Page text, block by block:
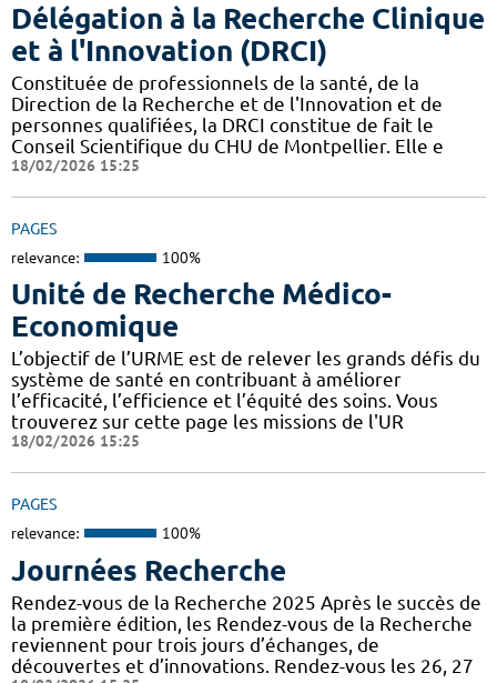
Délégation à la Recherche Clinique
et à l'Innovation (DRCI)
Constituée de professionnels de la santé, de la
Direction de la Recherche et de l'Innovation et de
personnes qualifiées, la DRCI constitue de fait le
Conseil Scientifique du CHU de Montpellier. Elle e
18/02/2026 15:25
PAGES
relevance: 100%
Unité de Recherche Médico-
Economique
L’objectif de l’URME est de relever les grands défis du
système de santé en contribuant à améliorer
l’efficacité, l’efficience et l’équité des soins. Vous
trouverez sur cette page les missions de l'UR
18/02/2026 15:25
PAGES
relevance: 100%
Journées Recherche
Rendez-vous de la Recherche 2025 Après le succès de
la première édition, les Rendez-vous de la Recherche
reviennent pour trois jours d’échanges, de
découvertes et d’innovations. Rendez-vous les 26, 27